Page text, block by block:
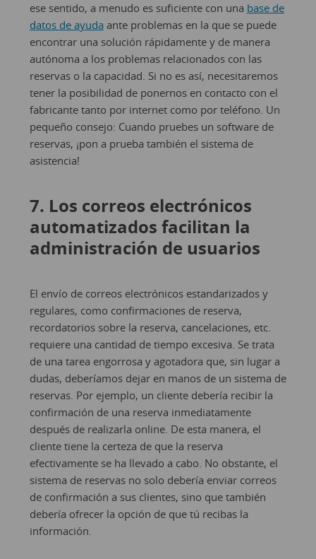
ese sentido, a menudo es suficiente con una base de
datos de ayuda ante problemas en la que se puede
encontrar una solución rápidamente y de manera
autónoma a los problemas relacionados con las
reservas o la capacidad. Si no es así, necesitaremos
tener la posibilidad de ponernos en contacto con el
fabricante tanto por internet como por teléfono. Un
pequeño consejo: Cuando pruebes un software de
reservas, ¡pon a prueba también el sistema de
asistencia!
7. Los correos electrónicos
automatizados facilitan la
administración de usuarios
El envío de correos electrónicos estandarizados y
regulares, como confirmaciones de reserva,
recordatorios sobre la reserva, cancelaciones, etc.
requiere una cantidad de tiempo excesiva. Se trata
de una tarea engorrosa y agotadora que, sin lugar a
dudas, deberíamos dejar en manos de un sistema de
reservas. Por ejemplo, un cliente debería recibir la
confirmación de una reserva inmediatamente
después de realizarla online. De esta manera, el
cliente tiene la certeza de que la reserva
efectivamente se ha llevado a cabo. No obstante, el
sistema de reservas no solo debería enviar correos
de confirmación a sus clientes, sino que también
debería ofrecer la opción de que tú recibas la
información.